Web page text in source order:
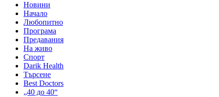
Новини
Начало
Любопитно
Програма
Предавания
На живо
Спорт
Darik Health
Търсене
Best Doctors
„40 до 40“